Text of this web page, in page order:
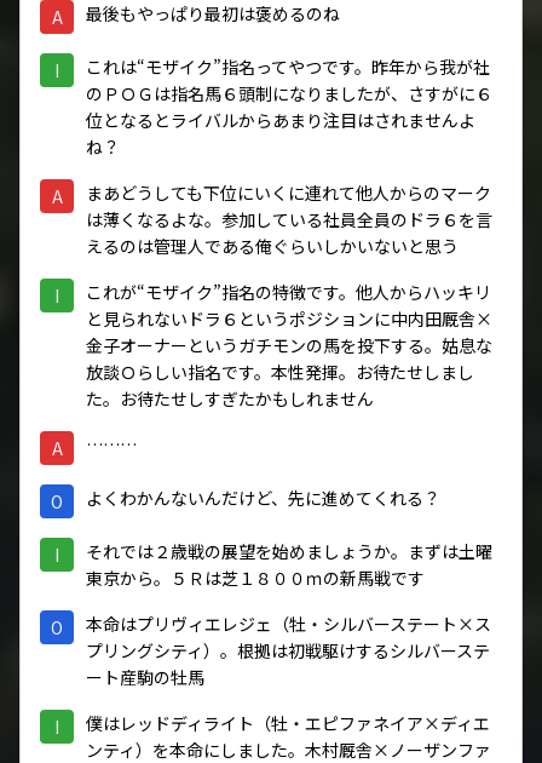
A 最後もやっぱり最初は褒めるのね
I
これは“モザイク”指名ってやつです。昨年から我が社
のＰＯＧは指名馬６頭制になりましたが、さすがに６
位となるとライバルからあまり注目はされませんよ
ね？
A
まあどうしても下位にいくに連れて他人からのマーク
は薄くなるよな。参加している社員全員のドラ６を言
えるのは管理人である俺ぐらいしかいないと思う
I
これが“モザイク”指名の特徴です。他人からハッキリ
と見られないドラ６というポジションに中内田厩舎×
金子オーナーというガチモンの馬を投下する。姑息な
放談Ｏらしい指名です。本性発揮。お待たせしまし
た。お待たせしすぎたかもしれません
A ………
O よくわかんないんだけど、先に進めてくれる？
I
それでは２歳戦の展望を始めましょうか。まずは土曜
東京から。５Ｒは芝１８００ｍの新馬戦です
O
本命はプリヴィエレジェ（牡・シルバーステート×ス
プリングシティ）。根拠は初戦駆けするシルバーステ
ート産駒の牡馬
I
僕はレッドディライト（牡・エピファネイア×ディエ
ンティ）を本命にしました。木村厩舎×ノーザンファ